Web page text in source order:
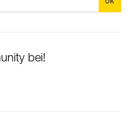
bei!